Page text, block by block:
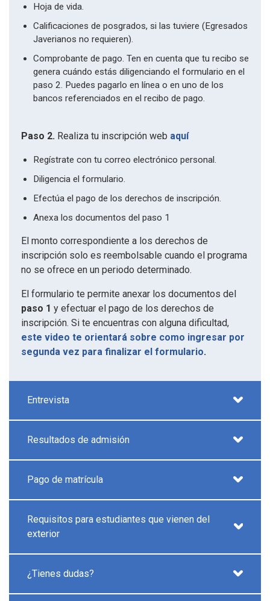
Hoja de vida.
Calificaciones de posgrados, si las tuviere (Egresados
Javerianos no requieren).
Comprobante de pago. Ten en cuenta que tu recibo se
genera cuándo estás diligenciando el formulario en el
paso 2. Puedes pagarlo en línea o en uno de los
bancos referenciados en el recibo de pago.
Paso 2. Realiza tu inscripción web aquí
Regístrate con tu correo electrónico personal.
Diligencia el formulario.
Efectúa el pago de los derechos de inscripción.
Anexa los documentos del paso 1
El monto correspondiente a los derechos de
inscripción solo es reembolsable cuando el programa
no se ofrece en un periodo determinado.
El formulario te permite anexar los documentos del
paso 1 y efectuar el pago de los derechos de
inscripción. Si te encuentras con alguna dificultad,
este video te orientará sobre como ingresar por
segunda vez para finalizar el formulario.
Entrevista
Resultados de admisión
Pago de matrícula
Requisitos para estudiantes que vienen del
exterior
¿Tienes dudas?